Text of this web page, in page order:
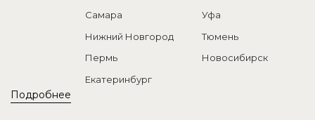
Подробнее
Самара
Уфа
Нижний Новгород
Тюмень
Пермь
Новосибирск
Екатеринбург